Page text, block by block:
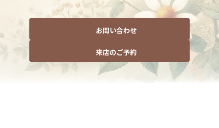
お問い合わせ
来店のご予約